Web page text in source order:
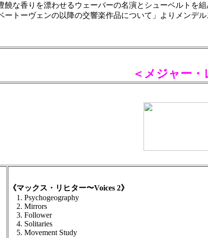
な香りを漂わせるウェーバーの名演とシューベルトを組
トーヴェンの以降の交響楽作品について」よりメンデ
＜メジャー・
《マックス・リヒター〜Voices 2》
1. Psychogeography
2. Mirrors
3. Follower
4. Solitaries
5. Movement Study